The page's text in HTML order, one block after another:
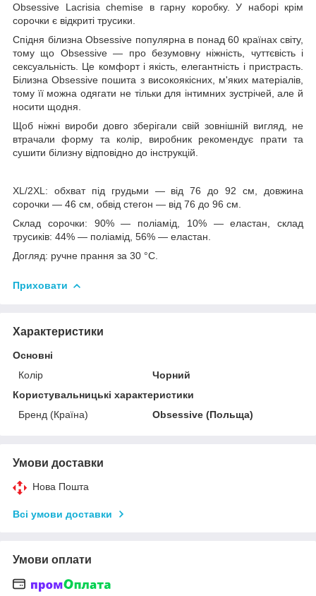
Obsessive Lacrisia chemise в гарну коробку. У наборі крім
сорочки є відкриті трусики.
Спідня білизна Obsessive популярна в понад 60 країнах світу,
тому що Obsessive — про безумовну ніжність, чуттєвість і
сексуальність. Це комфорт і якість, елегантність і пристрасть.
Білизна Obsessive пошита з високоякісних, м'яких матеріалів,
тому її можна одягати не тільки для інтимних зустрічей, але й
носити щодня.
Щоб ніжні вироби довго зберігали свій зовнішній вигляд, не
втрачали форму та колір, виробник рекомендує прати та
сушити білизну відповідно до інструкцій.
XL/2XL: обхват під грудьми — від 76 до 92 см, довжина
сорочки — 46 см, обвід стегон — від 76 до 96 см.
Склад сорочки: 90% — поліамід, 10% — еластан, склад
трусиків: 44% — поліамід, 56% — еластан.
Догляд: ручне прання за 30 °C.
Приховати
Характеристики
Основні
Колір
Чорний
Користувальницькі характеристики
Бренд (Країна)
Obsessive (Польща)
Умови доставки
Нова Пошта
Всі умови доставки
Умови оплати